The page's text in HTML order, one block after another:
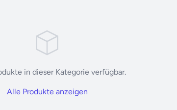
in dieser Kategorie verfügbar.
Alle Produkte anzeigen